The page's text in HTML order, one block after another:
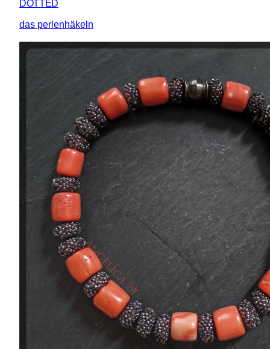
DOTTED
das perlenhäkeln